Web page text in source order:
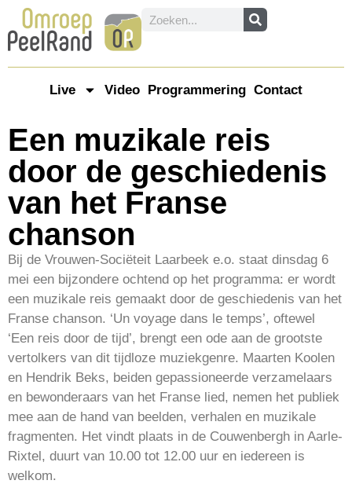
Live Video Programmering Contact
Een muzikale reis
door de geschiedenis
van het Franse
chanson
Bij de Vrouwen-Sociëteit Laarbeek e.o. staat dinsdag 6
mei een bijzondere ochtend op het programma: er wordt
een muzikale reis gemaakt door de geschiedenis van het
Franse chanson. ‘Un voyage dans le temps’, oftewel
‘Een reis door de tijd’, brengt een ode aan de grootste
vertolkers van dit tijdloze muziekgenre. Maarten Koolen
en Hendrik Beks, beiden gepassioneerde verzamelaars
en bewonderaars van het Franse lied, nemen het publiek
mee aan de hand van beelden, verhalen en muzikale
fragmenten. Het vindt plaats in de Couwenbergh in Aarle-
Rixtel, duurt van 10.00 tot 12.00 uur en iedereen is
welkom.